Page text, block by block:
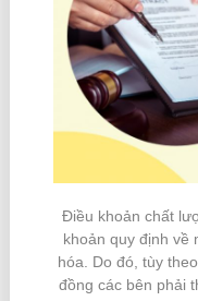
Điều khoản chất
khoản quy định về
hóa. Do đó, tùy
đồng các bên phải